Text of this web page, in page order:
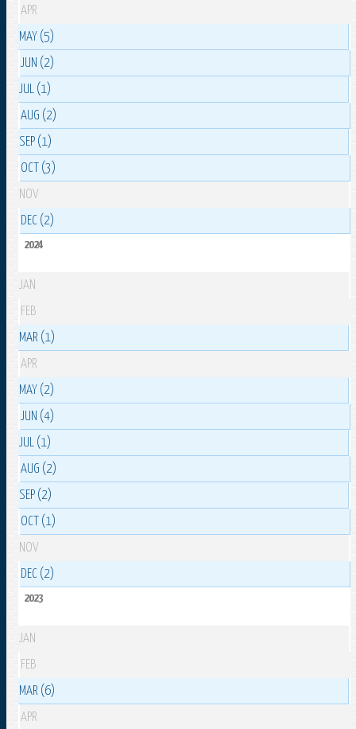
APR
MAY (5)
JUN (2)
JUL (1)
AUG (2)
SEP (1)
OCT (3)
NOV
DEC (2)
2024
JAN
FEB
MAR (1)
APR
MAY (2)
JUN (4)
JUL (1)
AUG (2)
SEP (2)
OCT (1)
NOV
DEC (2)
2023
JAN
FEB
MAR (6)
APR